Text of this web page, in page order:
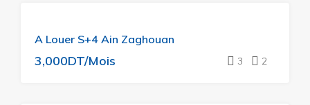
LOUER
A Louer S+4 Ain Zaghouan
3,000DT/Mois 3 2